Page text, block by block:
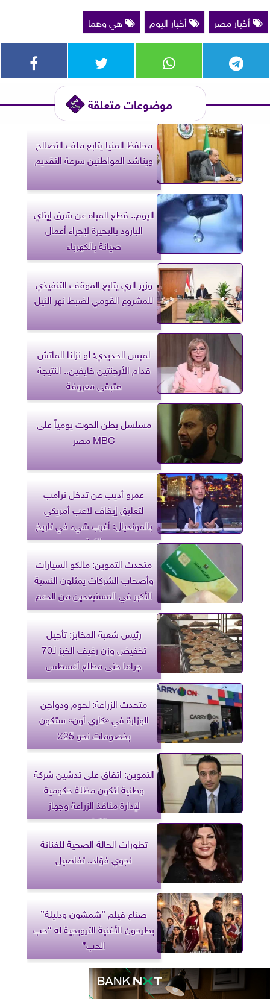
أخبار مصر
أخبار اليوم هي وهما
موضوعات متعلقة
محافظ المنيا يتابع ملف التصالح
ويناشد المواطنين سرعة التقديم
اليوم.. قطع المياه عن شرق إيتاي
البارود بالبحيرة لإجراء أعمال
صيانة بالكهرباء
وزير الري يتابع الموقف التنفيذي
للمشروع القومي لضبط نهر النيل
لميس الحديدي: لو نزلنا الماتش
قدام الأرجنتين خايفين.. النتيجة
هتبقى معروفة
مسلسل بطن الحوت يومياً على
MBC مصر
عمرو أديب عن تدخل ترامب
لتعليق إيقاف لاعب أمريكي
بالمونديال: أغرب شيء في تاريخ
الكرة
متحدث التموين: مالكو السيارات
وأصحاب الشركات يمثلون النسبة
الأكبر في المستبعدين من الدعم
رئيس شعبة المخابز: تأجيل
تخفيض وزن رغيف الخبز لـ70
جراما حتى مطلع أغسطس
متحدث الزراعة: لحوم ودواجن
الوزارة في «كاري أون» ستكون
بخصومات نحو 25٪؜
التموين: اتفاق على تدشين شركة
وطنية لتكون مظلة حكومية
لإدارة منافذ الزراعة وجهاز
مستقبل مصر
تطورات الحالة الصحية للفنانة
نجوي فؤاد.. تفاصيل
صناع فيلم ”شمشون ودليلة”
يطرحون الأغنية الترويجية له “حب
الحب”